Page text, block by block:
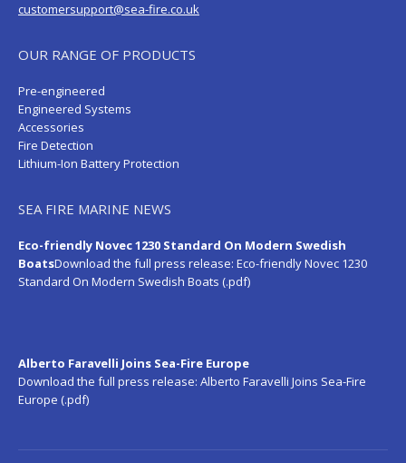
customersupport@sea-fire.co.uk
OUR RANGE OF PRODUCTS
Pre-engineered
Engineered Systems
Accessories
Fire Detection
Lithium-Ion Battery Protection
SEA FIRE MARINE NEWS
Eco-friendly Novec 1230 Standard On Modern Swedish
BoatsDownload the full press release: Eco-friendly Novec 1230
Standard On Modern Swedish Boats (.pdf)
Alberto Faravelli Joins Sea-Fire Europe
Download the full press release: Alberto Faravelli Joins Sea-Fire
Europe (.pdf)